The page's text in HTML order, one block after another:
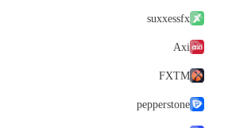
suxxessfx
Axi
FXTM
pepperstone